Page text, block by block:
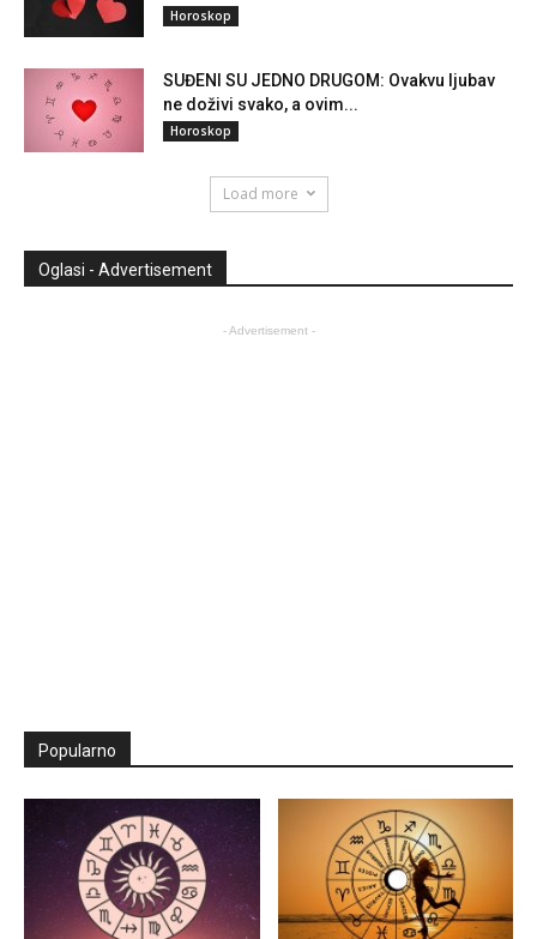
Horoskop
SUĐENI SU JEDNO DRUGOM: Ovakvu ljubav
ne doživi svako, a ovim...
Horoskop
Load more
Oglasi - Advertisement
- Advertisement -
Popularno